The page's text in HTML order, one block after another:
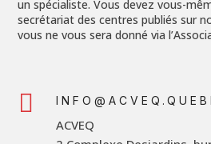
un spécialiste. Vous devez vous-
secrétariat des centres publiés sur
vous ne vous sera donné via

ACVEQ